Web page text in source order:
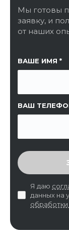
Мы готовы
заявку, и
от наших
ВАШЕ ИМЯ
ВАШ
ССЫЛКА НА
ВВЕДИТЕ
Я даю
данных на